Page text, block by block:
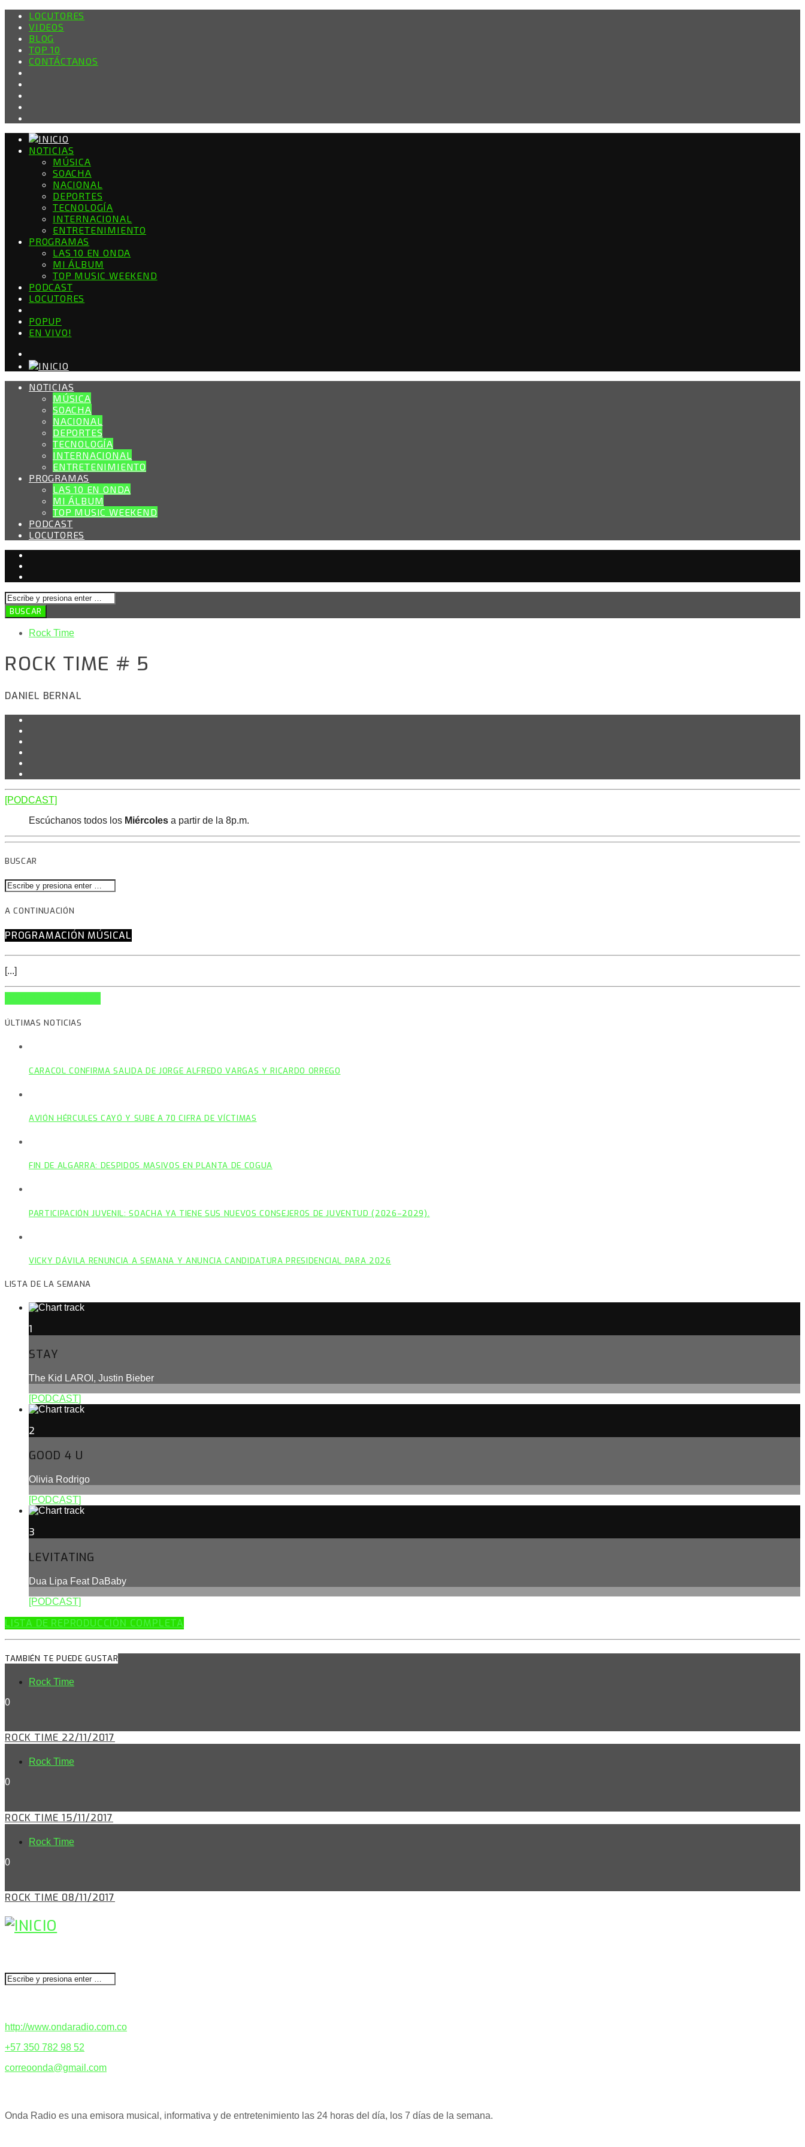
LOCUTORES
VIDEOS
BLOG
TOP 10
CONTÁCTANOS
NOTICIAS
MÚSICA
SOACHA
NACIONAL
DEPORTES
TECNOLOGÍA
INTERNACIONAL
ENTRETENIMIENTO
PROGRAMAS
LAS 10 EN ONDA
MI ÁLBUM
TOP MUSIC WEEKEND
PODCAST
LOCUTORES
POPUP
EN VIVO!
NOTICIAS
MÚSICA
SOACHA
NACIONAL
DEPORTES
TECNOLOGÍA
INTERNACIONAL
ENTRETENIMIENTO
PROGRAMAS
LAS 10 EN ONDA
MI ÁLBUM
TOP MUSIC WEEKEND
PODCAST
LOCUTORES
Rock Time
ROCK TIME # 5
DANIEL BERNAL
[PODCAST]
Escúchanos todos los Miércoles a partir de la 8p.m.
BUSCAR
A CONTINUACIÓN
PROGRAMACIÓN MÚSICAL
[...]
ÚLTIMAS NOTICIAS
CARACOL CONFIRMA SALIDA DE JORGE ALFREDO VARGAS Y RICARDO ORREGO
AVIÓN HÉRCULES CAYÓ Y SUBE A 70 CIFRA DE VÍCTIMAS
FIN DE ALGARRA: DESPIDOS MASIVOS EN PLANTA DE COGUA
PARTICIPACIÓN JUVENIL: SOACHA YA TIENE SUS NUEVOS CONSEJEROS DE JUVENTUD (2026–2029).
VICKY DÁVILA RENUNCIA A SEMANA Y ANUNCIA CANDIDATURA PRESIDENCIAL PARA 2026
LISTA DE LA SEMANA
1
STAY
The Kid LAROI, Justin Bieber
[PODCAST]
2
GOOD 4 U
Olivia Rodrigo
[PODCAST]
3
LEVITATING
Dua Lipa Feat DaBaby
[PODCAST]
LISTA DE REPRODUCCIÓN COMPLETA
TAMBIÉN TE PUEDE GUSTAR
Rock Time
0
ROCK TIME 22/11/2017
Rock Time
0
ROCK TIME 15/11/2017
Rock Time
0
ROCK TIME 08/11/2017
http://www.ondaradio.com.co
+57 350 782 98 52
correoonda@gmail.com
Onda Radio es una emisora musical, informativa y de entretenimiento las 24 horas del día, los 7 días de la semana.